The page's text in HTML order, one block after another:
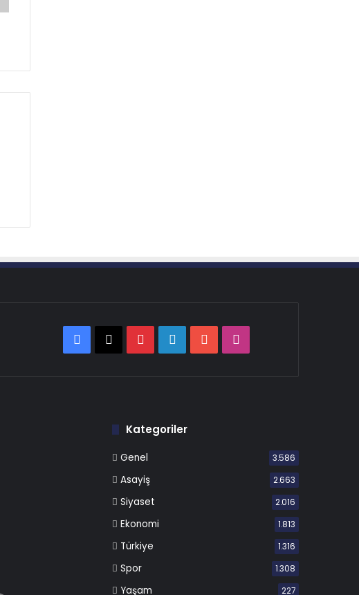
Facebook
X PinterestLinkedInYouTube
Kategoriler
Genel 3.586
Asayiş 2.663
Siyaset 2.016
Ekonomi 1.813
Türkiye 1.316
Spor 1.308
Yaşam 227